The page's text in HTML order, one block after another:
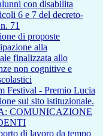
con disabilita
6 e 7 del decreto-
71
di proposte
alla
finalizzata allo
non cognitive e
Festival - Premio Lucia
sul sito istituzionale.
COMUNICAZIONE
di lavoro da tempo